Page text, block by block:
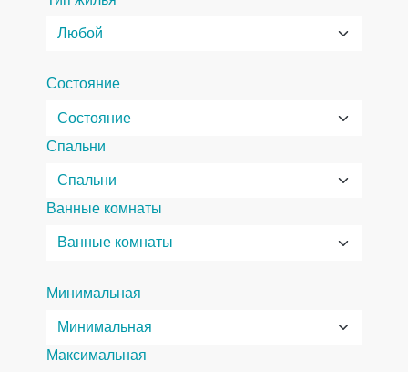
Состояние
Спальни
Ванные комнаты
Минимальная
Максимальная